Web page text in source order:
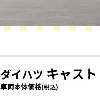
ダイハツ キャスト
車両本体価格(税込)